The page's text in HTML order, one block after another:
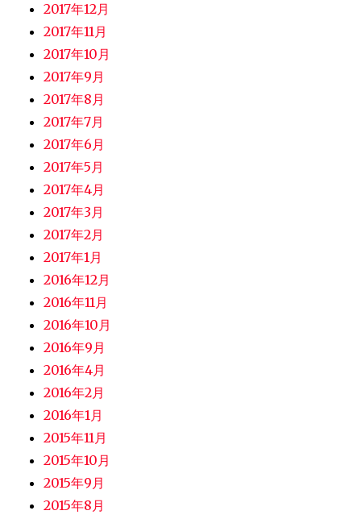
2017年12月
2017年11月
2017年10月
2017年9月
2017年8月
2017年7月
2017年6月
2017年5月
2017年4月
2017年3月
2017年2月
2017年1月
2016年12月
2016年11月
2016年10月
2016年9月
2016年4月
2016年2月
2016年1月
2015年11月
2015年10月
2015年9月
2015年8月